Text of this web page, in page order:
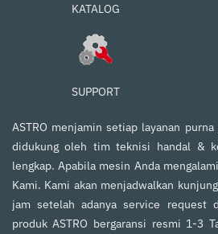
KATALOG
SUPPORT
ASTRO menjamin setiap layanan
didukung oleh tim teknisi handal &
lengkap. Apabila mesin Anda
Kami. Kami akan menjadwalkan
jam setelah adanya service request
produk ASTRO bergaransi resmi 1-3